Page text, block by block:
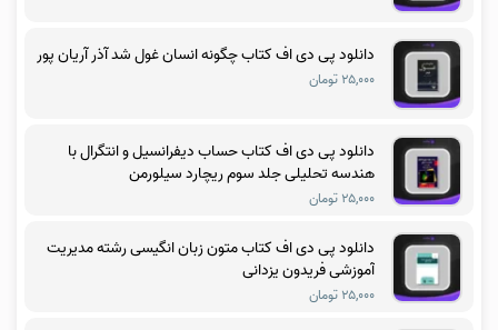
دانلود پی دی اف کتاب چگونه انسان غول شد آذر آریان پور
۲۵,۰۰۰ تومان
دانلود پی دی اف کتاب حساب دیفرانسیل و انتگرال با
هندسه تحلیلی جلد سوم ریچارد سیلورمن
۲۵,۰۰۰ تومان
دانلود پی دی اف کتاب متون زبان انگیسی رشته مدیریت
آموزشی فریدون یزدانی
۲۵,۰۰۰ تومان